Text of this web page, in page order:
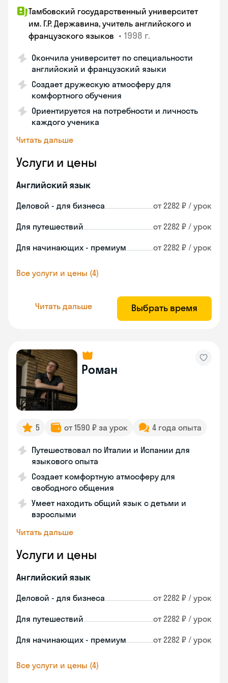
Тамбовский государственный университет
им. Г.Р. Державина, учитель английского и
французского языков • 1998 г.
Окончила университет по специальности
английский и французский языки
Создает дружескую атмосферу для
комфортного обучения
Ориентируется на потребности и личность
каждого ученика
Читать дальше
Услуги и цены
Английский язык
Деловой - для бизнеса от 2282 ₽ / урок
Для путешествий от 2282 ₽ / урок
Для начинающих - премиум от 2282 ₽ / урок
Все услуги и цены (4)
Читать дальше Выбрать время
Роман
5 от 1590 ₽ за урок 4 года опыта
Путешествовал по Италии и Испании для
языкового опыта
Создает комфортную атмосферу для
свободного общения
Умеет находить общий язык с детьми и
взрослыми
Читать дальше
Услуги и цены
Английский язык
Деловой - для бизнеса от 2282 ₽ / урок
Для путешествий от 2282 ₽ / урок
Для начинающих - премиум от 2282 ₽ / урок
Все услуги и цены (4)